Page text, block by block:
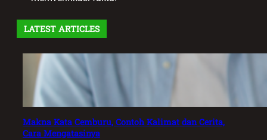
LATEST ARTICLES
Makna Kata Cemburu, Contoh Kalimat dan Cerita,
Cara Mengatasinya